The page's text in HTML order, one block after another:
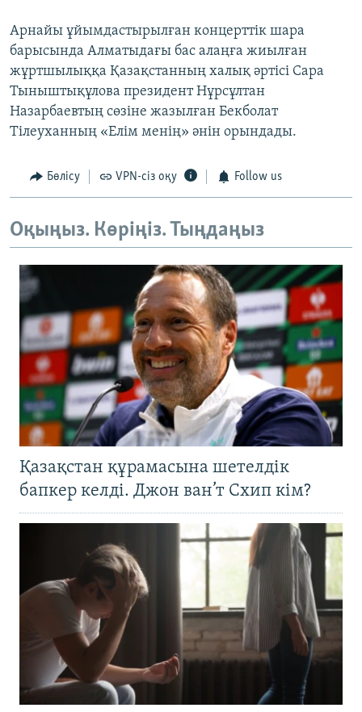
Арнайы ұйымдастырылған концерттік шара
барысында Алматыдағы бас алаңға жиылған
жұртшылыққа Қазақстанның халық әртісі Сара
Тыныштықұлова президент Нұрсұлтан
Назарбаевтың сөзіне жазылған Бекболат
Тілеуханның «Елім менің» әнін орындады.
Бөлісу VPN-сіз оқу Follow us
Оқыңыз. Көріңіз. Тыңдаңыз
Қазақстан құрамасына шетелдік
бапкер келді. Джон ван’т Схип кім?